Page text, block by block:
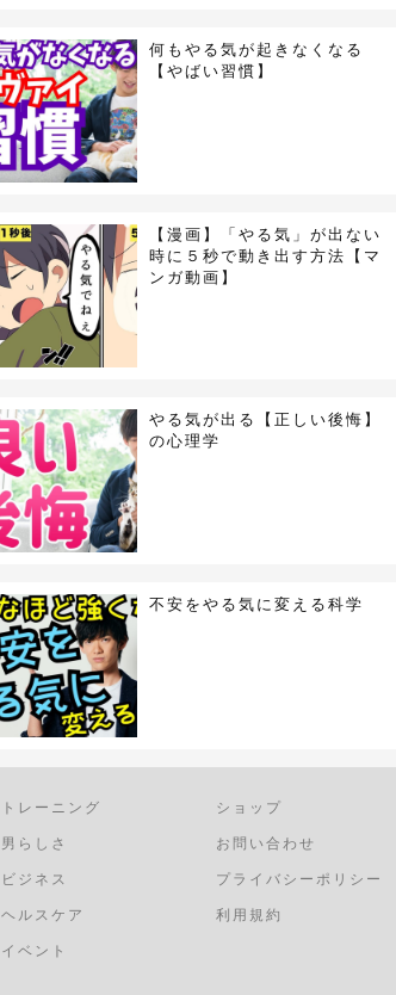
何もやる気が起きなくなる
【やばい習慣】
【漫画】「やる気」が出ない
時に５秒で動き出す方法【マ
ンガ動画】
やる気が出る【正しい後悔】
の心理学
不安をやる気に変える科学
トレーニング
男らしさ
ビジネス
ヘルスケア
イベント
ショップ
お問い合わせ
プライバシーポリシー
利用規約